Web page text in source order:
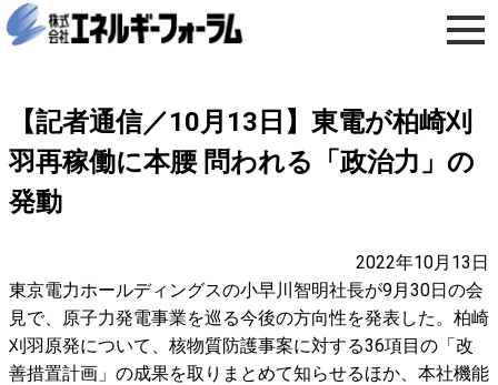
【記者通信／10月13日】東電が柏崎刈
羽再稼働に本腰 問われる「政治力」の
発動
2022年10月13日
東京電力ホールディングスの小早川智明社長が9月30日の会
見で、原子力発電事業を巡る今後の方向性を発表した。柏崎
刈羽原発について、核物質防護事案に対する36項目の「改
善措置計画」の成果を取りまとめて知らせるほか、本社機能